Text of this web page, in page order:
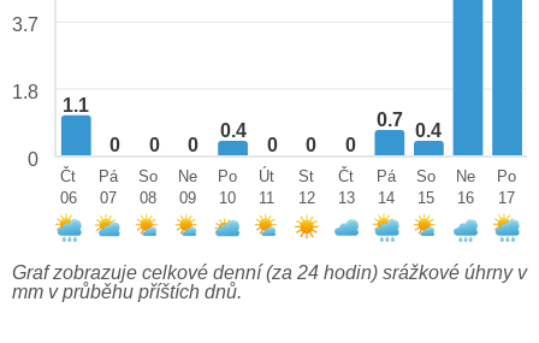
1.1
0 0 0
0.4
0 0 0
0.7
0.4
3.7
1.8
0
Čt
06
Pá
07
So
08
Ne
09
Po
10
Út
11
St
12
Čt
13
Pá
14
So
15
Ne
16
Po
17
Graf zobrazuje celkové denní (za 24 hodin) srážkové úhrny v
mm v průběhu příštích dnů.